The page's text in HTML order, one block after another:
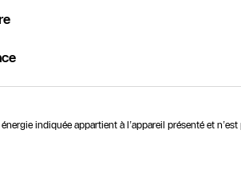
énergie indiquée appartient à l’appareil présenté et